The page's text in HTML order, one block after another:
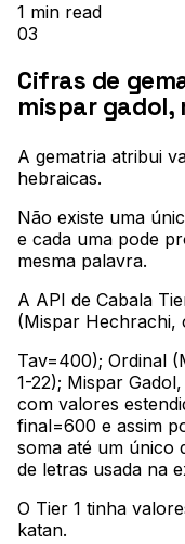
1 min read
03
Cifras de
mispar
A gematria atribui
hebraicas.
Não existe uma
e cada uma pode
mesma palavra.
A API de Cabala
(Mispar Hechrachi,
Tav=400); Ordinal
1-22); Mispar
com valores
final=600 e assim
soma até um único
de letras usada na
O Tier 1 tinha
katan.